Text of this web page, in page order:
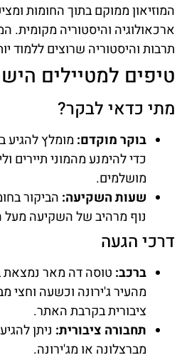
המוזיאון ממוקם בתוך החומות
ארכאולוגיה והיסטוריה מקומית.
תרבות והיסטוריה שרוצים ללמוד
טיפים למטיילים
מתי כדאי לבקר?
בוקר מוקדם: מומלץ להגיע
כדי להימנע מהמוני תיירים
מושלמים.
שעות השקיעה: הביקור
נוף מרהיב של השקיעה מעל
דרכי הגעה
ברכב: טוסה דה מאר
מהעיר ג'ירונה וכשעה וחצי
ציבורית בקרבת האתר.
תחבורה ציבורית: ניתן
מברצלונה או מג'ירונה.